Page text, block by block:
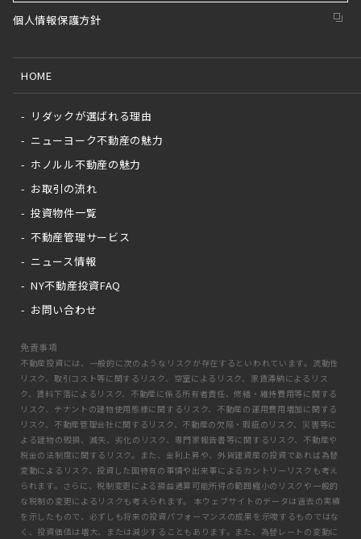
個人情報保護方針
HOME
リダックが選ばれる理由
ニューヨーク不動産の魅力
ホノルル不動産の魅力
お取引の流れ
投資物件一覧
不動産管理サービス
ニュース情報
NY不動産投資FAQ
お問い合わせ
免責事項
不動産投資には、一般的に次のようなリスクが存在するといわれています。流動性
リスク、取引コスト等に関するリスク、空室によるリスク、家賃滞納によるリス
ク、賃料下落によるリスク、不動産に係る所有者責任、修繕・維持費用等に関する
リスク、テナントの建物使用態様に関するリスク、不動産の運用費用増加に関する
リスク、不動産管理会社に関するリスク、不動産の欠陥・瑕疵のリスク、災害等に
よる建物の毀損、滅失、劣化のリスク、専門家報告書等に関するリスク、不動産や
税金の法制度に関するリスク。また、金利上昇や、外貨建資産の投資であれば為替
変動によるリスク、投資した国特有の事情や出来事によるカントリーリスクも考え
られます。さらに、税制変更による損益通算可能所得の範囲縮小のリスクや一般的
な税制の変更によるリスクも考えられます。 本ウェブサイトのデータは過去の実績
を示したもので、必ずしも将来の投資パフォーマンスの成果を示唆するものではな
く、投資価値は増大、または減少することもあります。また、為替レートの変動に